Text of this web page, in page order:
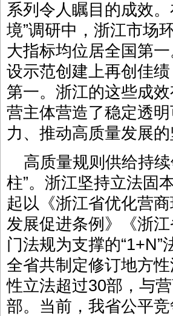
系列令人瞩目的成效
境”调研中，浙江市场
大指标均位居全国第
设示范创建上再创佳
第一。浙江的这些成
营主体营造了稳定透
力、推动高质量发展的
高质量规则供给持
柱”。浙江坚持立法固
起以《浙江省优化营
发展促进条例》《浙
门法规为支撑的
全省共制定修订地方
性立法超过30部，与
部。当前，我省公平